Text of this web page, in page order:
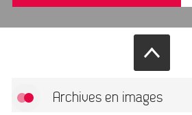
Archives en images